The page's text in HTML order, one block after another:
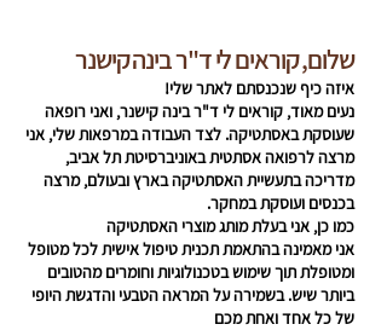
שלום, קוראים לי ד"ר בינה קישנר
איזה כיף שנכנסתם לאתר שלי!
נעים מאוד, קוראים לי ד"ר בינה קישנר, ואני רופאה
שעוסקת באסתטיקה. לצד העבודה במרפאות שלי, אני
מרצה לרפואה אסתטית באוניברסיטת תל אביב,
מדריכה בתעשיית האסתטיקה בארץ ובעולם, מרצה
בכנסים ועוסקת במחקר.
כמו כן, אני בעלת מותג מוצרי האסתטיקה
אני מאמינה בהתאמת תכנית טיפול אישית לכל מטופל
ומטופלת תוך שימוש בטכנולוגיות וחומרים מהטובים
ביותר שיש. בשמירה על המראה הטבעי והדגשת היופי
של כל אחד ואחת מכם